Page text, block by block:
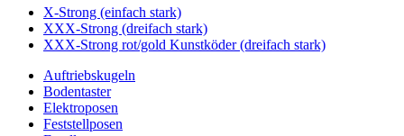
X-Strong (einfach stark)
XXX-Strong (dreifach stark)
XXX-Strong rot/gold Kunstköder (dreifach stark)
Auftriebskugeln
Bodentaster
Elektroposen
Feststellposen